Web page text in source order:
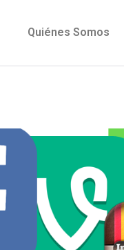
Quiénes Somos